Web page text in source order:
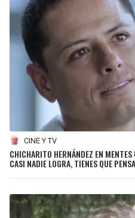
CINE Y TV
CHICHARITO HERNÁNDEZ EN
CASI NADIE LOGRA, TIENES QUE